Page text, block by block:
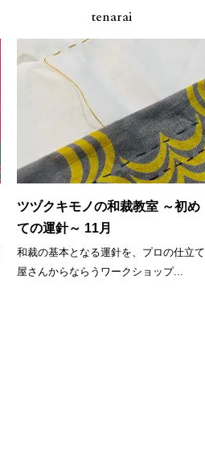
tenarai
ツヅクキモノの和裁教室 ～初め
ての運針～ 11月
和裁の基本となる運針を、プロの仕立て
屋さんからならうワークショップ...